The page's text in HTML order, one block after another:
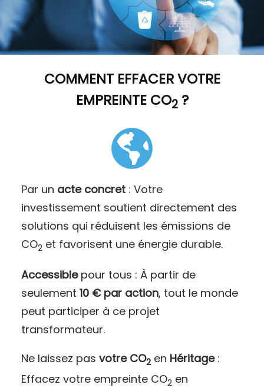
COMMENT EFFACER VOTRE
EMPREINTE CO2?
Par un acte concret: Votre
investissement soutient directement des
solutions qui réduisent les émissions de
CO2 et favorisent une énergie durable.
Accessiblepour tous : À partir de
seulement 10 € par action, tout le monde
peut participer à ce projet
transformateur.
Ne laissez pas votre CO2en Héritage:
Effacez votre empreinte CO2 en